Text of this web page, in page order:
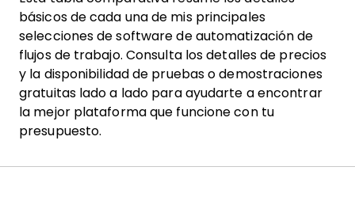
básicos de cada una de mis principales
selecciones de software de automatización de
flujos de trabajo. Consulta los detalles de precios
y la disponibilidad de pruebas o demostraciones
gratuitas lado a lado para ayudarte a encontrar
la mejor plataforma que funcione con tu
presupuesto.